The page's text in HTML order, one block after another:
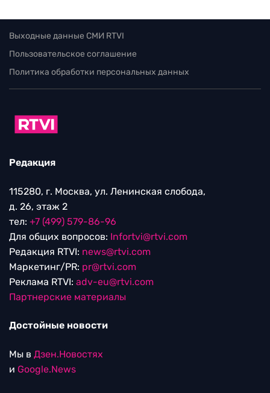
Выходные данные СМИ RTVI
Пользовательское соглашение
Политика обработки персональных данных
Редакция
115280, г. Москва, ул. Ленинская слобода,
д. 26, этаж 2
тел: +7 (499) 579-86-96
Для общих вопросов: Infortvi@rtvi.com
Редакция RTVI: news@rtvi.com
Маркетинг/PR: pr@rtvi.com
Реклама RTVI: adv-eu@rtvi.com
Партнерские материалы
Достойные новости
Мы в Дзен.Новостях
и Google.News